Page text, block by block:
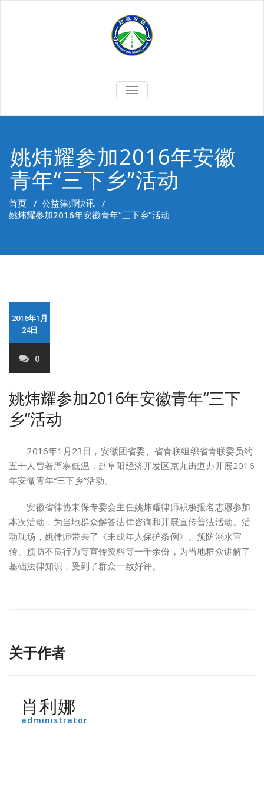
切
换
姚炜耀参加2016年安徽
青年“三下乡”活动
首页 / 公益律师快讯 /
姚炜耀参加2016年安徽青年“三下乡”活动
2016年1月
24日
0
姚炜耀参加2016年安徽青年“三下
乡”活动
2016年1月23日，安徽团省委、省青联组织省青联委员约
五十人冒着严寒低温，赴阜阳经济开发区京九街道办开展2016
年安徽青年“三下乡”活动。
安徽省律协未保专委会主任姚炜耀律师积极报名志愿参加
本次活动，为当地群众解答法律咨询和开展宣传普法活动。活
动现场，姚律师带去了《未成年人保护条例》、预防溺水宣
传、预防不良行为等宣传资料等一千余份，为当地群众讲解了
基础法律知识，受到了群众一致好评。
关于作者
肖利娜
administrator